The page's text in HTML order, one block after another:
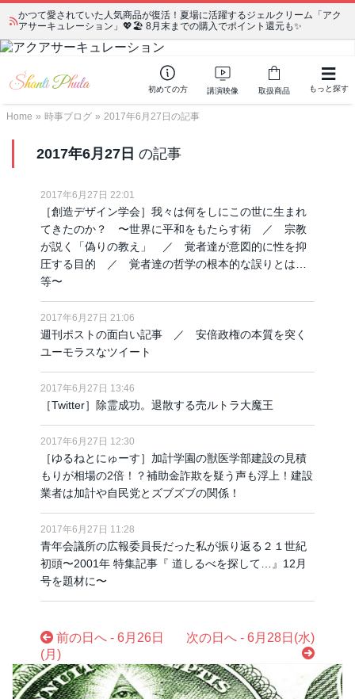
かつて愛されていた人気商品が復活！夏場に活躍するジェルクリーム「アク
アサーキュレーション」💖🏖️ 8月末までの購入でポイント還元も✨
初めての方 講演映像 取扱商品 もっと探す
Home » 時事ブログ » 2017年6月27日の記事
2017年6月27日 の記事
2017年6月27日 22:01
［創造デザイン学会］我々は何をしにこの世に生まれ
てきたのか？ 〜世界に平和をもたらす術 ／ 宗教
が説く「偽りの教え」 ／ 覚者達が意図的に性を抑
圧する目的 ／ 覚者達の哲学の根本的な誤りとは…
等〜
2017年6月27日 21:06
週刊ポストの面白い記事 ／ 安倍政権の本質を突く
ユーモラスなツイート
2017年6月27日 13:46
［Twitter］除霊成功。退散する売ルトラ大魔王
2017年6月27日 12:30
［ゆるねとにゅーす］加計学園の獣医学部建設の見積
もりが相場の2倍！？補助金詐欺を疑う声も浮上！建設
業者は加計や自民党とズブズブの関係！
2017年6月27日 11:28
青年会議所の広報委員長だった私が振り返る２１世紀
初頭〜2001年 特集記事『 道しるべを探して…』12月
号を題材に〜
前の日へ - 6月26日
(月)
次の日へ - 6月28日(水)